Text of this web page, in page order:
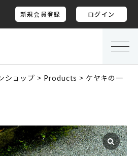
新規会員登録 ログイン
ショップ > Products > ケヤキの一